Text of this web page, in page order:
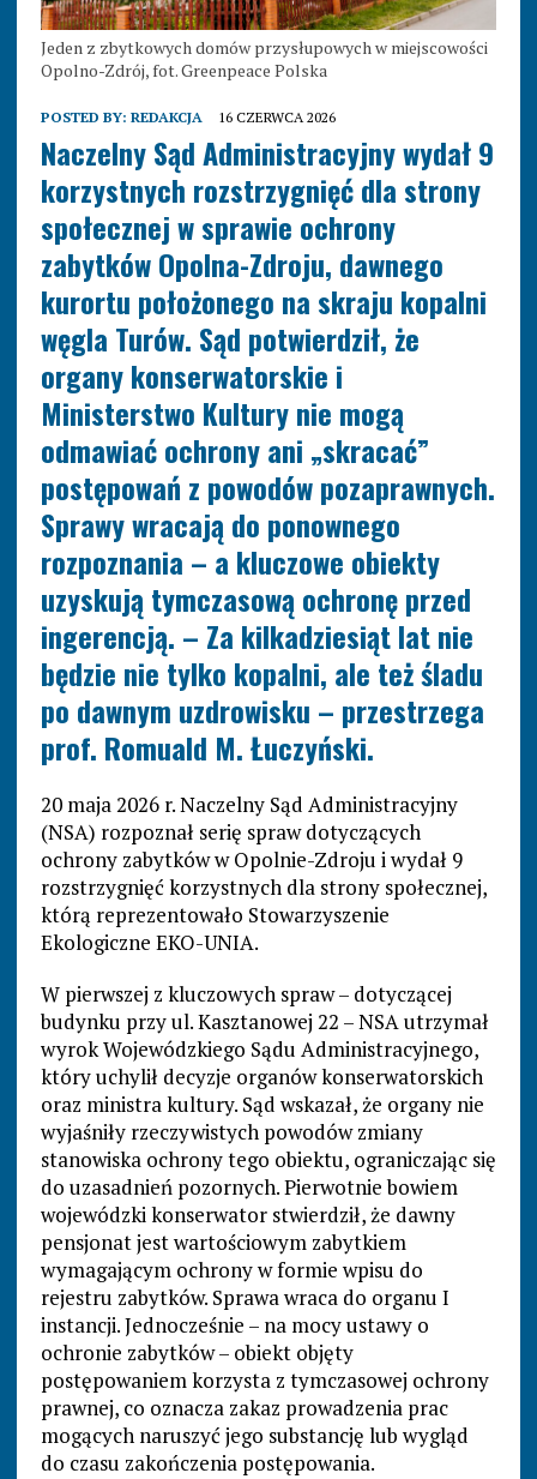
Jeden z zbytkowych domów przysłupowych w miejscowości
Opolno-Zdrój, fot. Greenpeace Polska
POSTED BY: REDAKCJA 16 CZERWCA 2026
Naczelny Sąd Administracyjny wydał 9
korzystnych rozstrzygnięć dla strony
społecznej w sprawie ochrony
zabytków Opolna-Zdroju, dawnego
kurortu położonego na skraju kopalni
węgla Turów. Sąd potwierdził, że
organy konserwatorskie i
Ministerstwo Kultury nie mogą
odmawiać ochrony ani „skracać”
postępowań z powodów pozaprawnych.
Sprawy wracają do ponownego
rozpoznania – a kluczowe obiekty
uzyskują tymczasową ochronę przed
ingerencją. – Za kilkadziesiąt lat nie
będzie nie tylko kopalni, ale też śladu
po dawnym uzdrowisku – przestrzega
prof. Romuald M. Łuczyński.
20 maja 2026 r. Naczelny Sąd Administracyjny
(NSA) rozpoznał serię spraw dotyczących
ochrony zabytków w Opolnie-Zdroju i wydał 9
rozstrzygnięć korzystnych dla strony społecznej,
którą reprezentowało Stowarzyszenie
Ekologiczne EKO-UNIA.
W pierwszej z kluczowych spraw – dotyczącej
budynku przy ul. Kasztanowej 22 – NSA utrzymał
wyrok Wojewódzkiego Sądu Administracyjnego,
który uchylił decyzje organów konserwatorskich
oraz ministra kultury. Sąd wskazał, że organy nie
wyjaśniły rzeczywistych powodów zmiany
stanowiska ochrony tego obiektu, ograniczając się
do uzasadnień pozornych. Pierwotnie bowiem
wojewódzki konserwator stwierdził, że dawny
pensjonat jest wartościowym zabytkiem
wymagającym ochrony w formie wpisu do
rejestru zabytków. Sprawa wraca do organu I
instancji. Jednocześnie – na mocy ustawy o
ochronie zabytków – obiekt objęty
postępowaniem korzysta z tymczasowej ochrony
prawnej, co oznacza zakaz prowadzenia prac
mogących naruszyć jego substancję lub wygląd
do czasu zakończenia postępowania.